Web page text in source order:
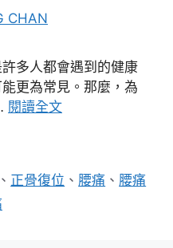
CHAN
多人都會遇到的健康
更為常見。那麼，為
閱讀全文
、 正骨復位 、 腰痛 、 腰痛